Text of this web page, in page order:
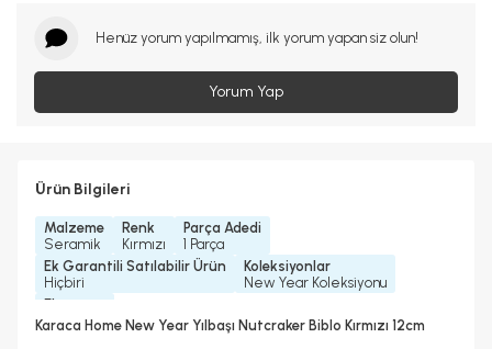
Henüz yorum yapılmamış, ilk yorum yapan siz olun!
Yorum Yap
Ürün Bilgileri
Malzeme
Seramik
Renk
Kırmızı
Parça Adedi
1 Parça
Ek Garantili Satılabilir Ürün
Hiçbiri
Koleksiyonlar
New Year Koleksiyonu
Ebat
Küçük Boy
Karaca Home New Year Yılbaşı Nutcraker Biblo Kırmızı 12cm